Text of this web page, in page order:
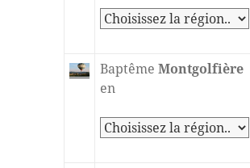
BaptêmeMontgolfière
en